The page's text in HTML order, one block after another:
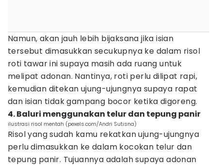
Namun, akan jauh lebih bijaksana jika isian
tersebut dimasukkan secukupnya ke dalam risol
roti tawar ini supaya masih ada ruang untuk
melipat adonan. Nantinya, roti perlu dilipat rapi,
kemudian ditekan ujung-ujungnya supaya rapat
dan isian tidak gampang bocor ketika digoreng.
4. Baluri menggunakan telur dan tepung panir
ilustrasi risol mentah (pexels.com/Andri Sutisna)
Risol yang sudah kamu rekatkan ujung-ujungnya
perlu dimasukkan ke dalam kocokan telur dan
tepung panir. Tujuannya adalah supaya adonan